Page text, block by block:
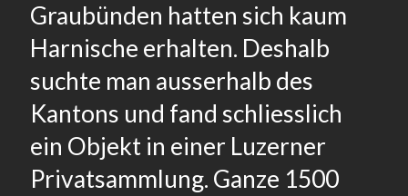
Graubünden hatten sich kaum
Harnische erhalten. Deshalb
suchte man ausserhalb des
Kantons und fand schliesslich
ein Objekt in einer Luzerner
Privatsammlung. Ganze 1500